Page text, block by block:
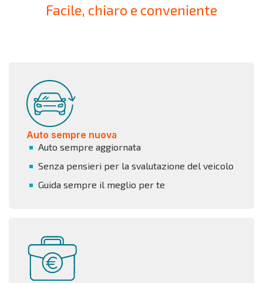
Facile, chiaro e conveniente
Auto sempre nuova
Auto sempre aggiornata
Senza pensieri per la svalutazione del veicolo
Guida sempre il meglio per te